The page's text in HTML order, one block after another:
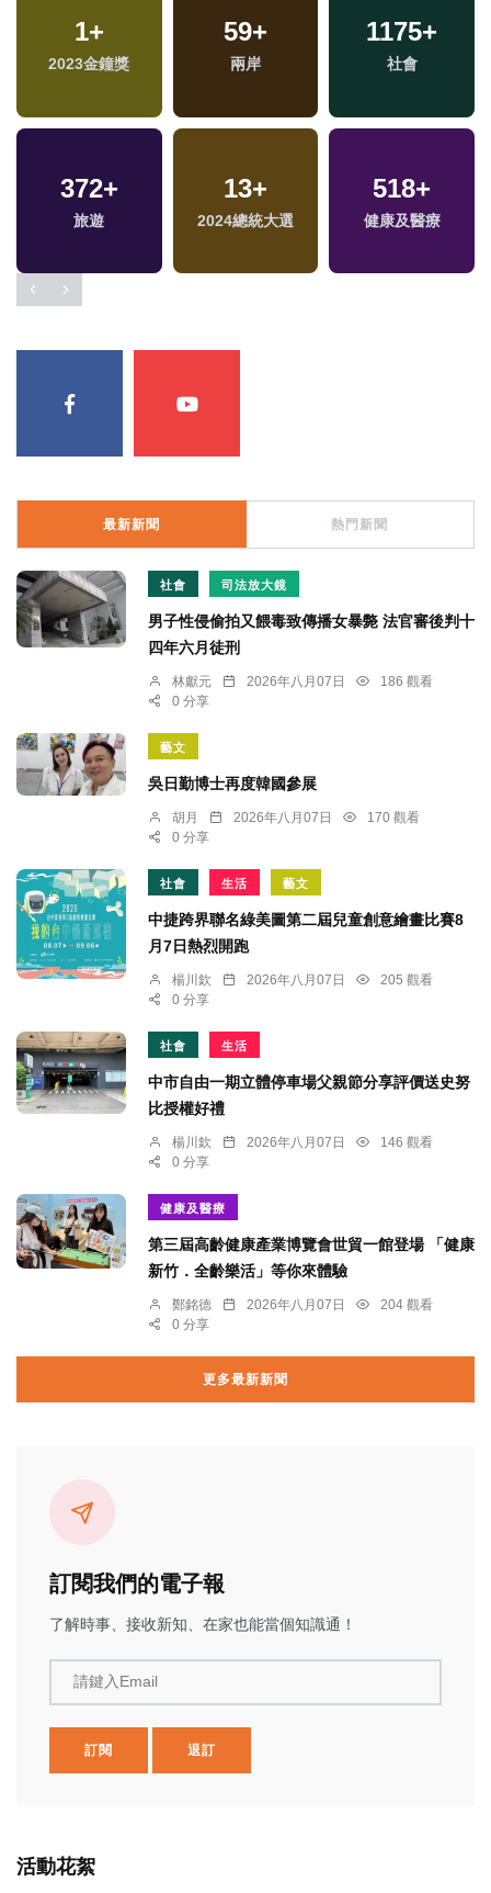
1+
2023金鐘獎
59+
兩岸
1175+
社會
372+
旅遊
13+
2024總統大選
518+
健康及醫療
最新新聞 熱門新聞
社會 司法放大鏡
男子性侵偷拍又餵毒致傳播女暴斃 法官審後判十
四年六月徒刑
林獻元 2026年八月07日
186 觀看
0 分享
藝文
吳日勤博士再度韓國參展
胡月 2026年八月07日
170 觀看
0 分享
社會 生活 藝文
中捷跨界聯名綠美圖第二屆兒童創意繪畫比賽8
月7日熱烈開跑
楊川欽 2026年八月07日
205 觀看
0 分享
社會 生活
中市自由一期立體停車場父親節分享評價送史努
比授權好禮
楊川欽 2026年八月07日
146 觀看
0 分享
健康及醫療
第三屆高齡健康產業博覽會世貿一館登場 「健康
新竹．全齡樂活」等你來體驗
鄭銘德 2026年八月07日
204 觀看
0 分享
更多最新新聞
訂閱我們的電子報
了解時事、接收新知、在家也能當個知識通！
請鍵入Email
訂閱 退訂
活動花絮